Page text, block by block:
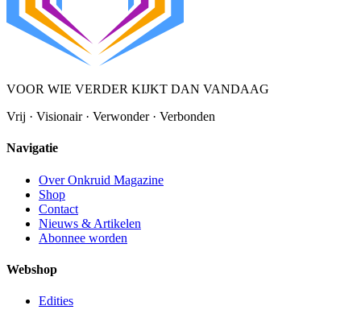
VOOR WIE VERDER KIJKT DAN VANDAAG
Vrij · Visionair · Verwonder · Verbonden
Navigatie
Over Onkruid Magazine
Shop
Contact
Nieuws & Artikelen
Abonnee worden
Webshop
Edities